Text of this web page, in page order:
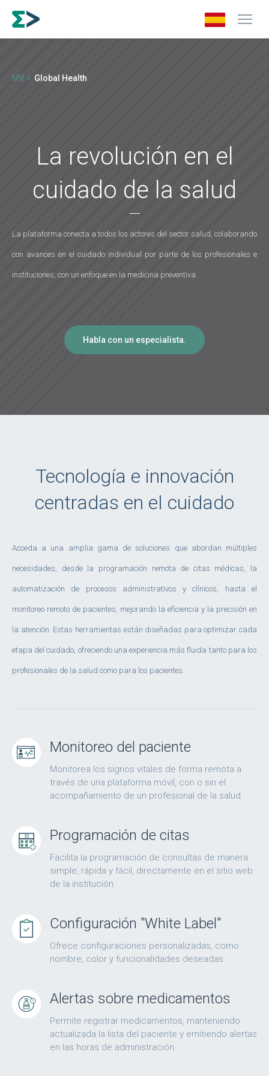
MV > Global Health
La revolución en el
cuidado de la salud
La plataforma conecta a todos los actores del sector salud, colaborando
con avances en el cuidado individual por parte de los profesionales e
instituciones, con un enfoque en la medicina preventiva.
Habla con un especialista.
Tecnología e innovación
centradas en el cuidado
Acceda a una amplia gama de soluciones que abordan múltiples
necesidades, desde la programación remota de citas médicas, la
automatización de procesos administrativos y clínicos, hasta el
monitoreo remoto de pacientes, mejorando la eficiencia y la precisión en
la atención. Estas herramientas están diseñadas para optimizar cada
etapa del cuidado, ofreciendo una experiencia más fluida tanto para los
profesionales de la salud como para los pacientes.
Monitoreo del paciente
Monitorea los signos vitales de forma remota a
través de una plataforma móvil, con o sin el
acompañamiento de un profesional de la salud.
Programación de citas
Facilita la programación de consultas de manera
simple, rápida y fácil, directamente en el sitio web
de la institución.
Configuración "White Label"
Ofrece configuraciones personalizadas, como
nombre, color y funcionalidades deseadas.
Alertas sobre medicamentos
Permite registrar medicamentos, manteniendo
actualizada la lista del paciente y emitiendo alertas
en las horas de administración.